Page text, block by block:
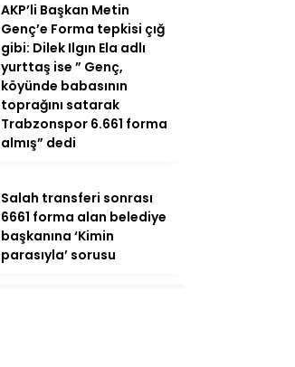
AKP’li Başkan Metin
Genç’e Forma tepkisi çığ
gibi: Dilek Ilgın Ela adlı
yurttaş ise ” Genç,
köyünde babasının
toprağını satarak
Trabzonspor 6.661 forma
almış” dedi
Salah transferi sonrası
6661 forma alan belediye
başkanına ‘Kimin
parasıyla’ sorusu